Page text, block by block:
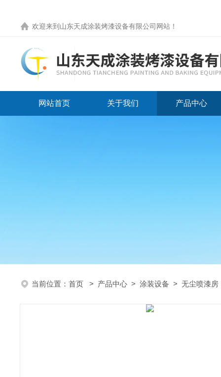
欢迎来到 山东天成涂装烤漆设备有限公司网站 ！
网站首页 关于我们 产品中心
当前位置： 首页 > 产品中心 > 涂装设备 > 无尘喷漆房